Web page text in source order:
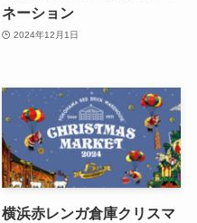
ネーション
2024年12月1日
横浜赤レンガ倉庫クリスマ